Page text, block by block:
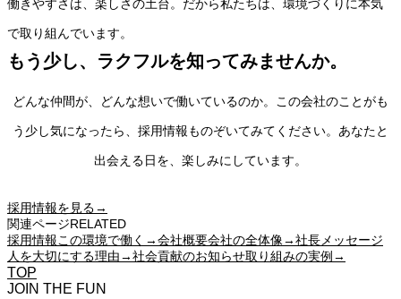
働きやすさは、楽しさの土台。だから私たちは、環境づくりに本気
で取り組んでいます。
もう少し、ラクフルを知ってみませんか。
どんな仲間が、どんな想いで働いているのか。この会社のことがも
う少し気になったら、採用情報ものぞいてみてください。あなたと
出会える日を、楽しみにしています。
採用情報を見る→
関連ページRELATED
採用情報この環境で働く →会社概要会社の全体像→社長メッセージ
人を大切にする理由→社会貢献のお知らせ取り組みの実例 →
TOP
JOIN THE FUN